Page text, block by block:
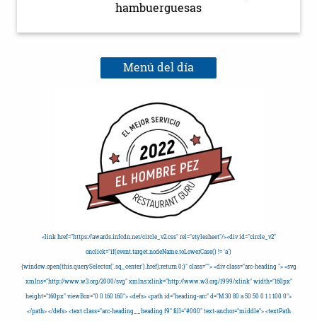
hambuerguesas
Menú del día
<link href="https://awards.infcdn.net/circle_v2.css" rel="stylesheet"/><div id="circle_v2"
onclick="if(event.target.nodeName.toLowerCase() != 'a')
{window.open(this.querySelector('.sq_center').href);return 0;}" class=""> <div class="arc-heading "> <svg
xmlns="http://www.w3.org/2000/svg" xmlns:xlink="http://www.w3.org/1999/xlink" width="160px"
height="160px" viewBox="0 0 160 160"> <defs> <path id="heading-arc" d="M 30 80 a 50 50 0 1 1 100 0">
</path> </defs> <text class="arc-heading__heading f9" fill="#000" text-anchor="middle"> <textPath